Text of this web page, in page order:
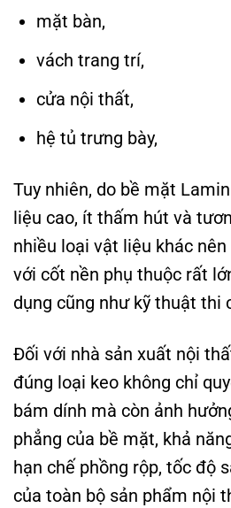
mặt bàn,
vách trang trí,
cửa nội thất,
hệ tủ trưng bày,
Tuy nhiên, do bề mặt
liệu cao, ít thấm hút và
nhiều loại vật liệu khác
với cốt nền phụ thuộc rất
dụng cũng như kỹ thuật thi
Đối với nhà sản xuất nội
đúng loại keo không chỉ
bám dính mà còn ảnh
phẳng của bề mặt, khả
hạn chế phồng rộp, tốc độ
của toàn bộ sản phẩm nội